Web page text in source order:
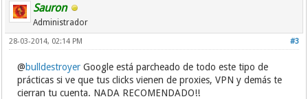
Sauron
Administrador
#3
28-03-2014, 02:14 PM
@bulldestroyer Google está parcheado de todo este tipo de
prácticas si ve que tus clicks vienen de proxies, VPN y demás te
cierran tu cuenta. NADA RECOMENDADO!!